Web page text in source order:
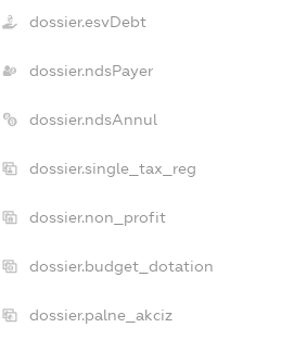
dossier.esvDebt
dossier.ndsPayer
dossier.ndsAnnul
dossier.single_tax_reg
dossier.non_profit
dossier.budget_dotation
dossier.palne_akciz